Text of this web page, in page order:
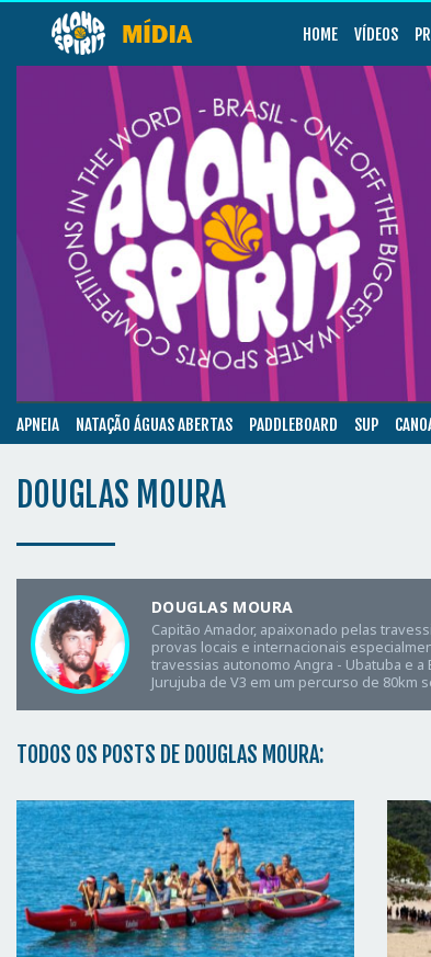
HOME VÍDEOS
APNEIA NATAÇÃO ÁGUAS ABERTAS PADDLEBOARD SUP
DOUGLAS MOURA
DOUGLAS MOURA
Capitão Amador, apaixonado pelas
provas locais e internacionais
travessias autonomo Angra - Ubatuba e
Jurujuba de V3 em um percurso de 80km
TODOS OS POSTS DE DOUGLAS MOURA: